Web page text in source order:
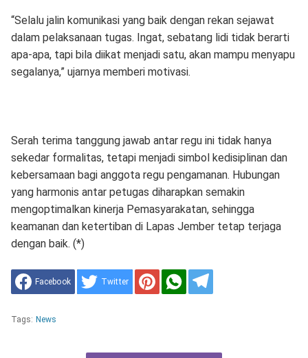
“Selalu jalin komunikasi yang baik dengan rekan sejawat
dalam pelaksanaan tugas. Ingat, sebatang lidi tidak berarti
apa-apa, tapi bila diikat menjadi satu, akan mampu menyapu
segalanya,” ujarnya memberi motivasi.
Serah terima tanggung jawab antar regu ini tidak hanya
sekedar formalitas, tetapi menjadi simbol kedisiplinan dan
kebersamaan bagi anggota regu pengamanan. Hubungan
yang harmonis antar petugas diharapkan semakin
mengoptimalkan kinerja Pemasyarakatan, sehingga
keamanan dan ketertiban di Lapas Jember tetap terjaga
dengan baik. (*)
Facebook Twitter
Tags: News